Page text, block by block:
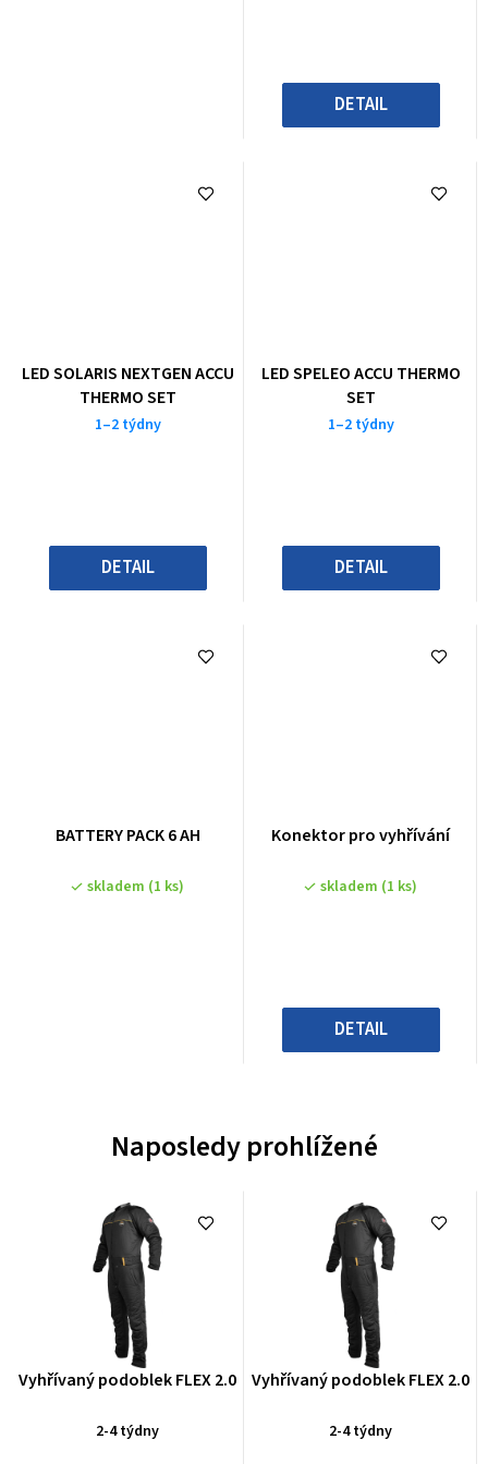
DETAIL
LED SOLARIS NEXTGEN ACCU
THERMO SET
1–2 týdny
DETAIL
LED SPELEO ACCU THERMO
SET
1–2 týdny
DETAIL
BATTERY PACK 6 AH
skladem (1 ks)
Konektor pro vyhřívání
skladem (1 ks)
DETAIL
Naposledy prohlížené
Průměrné
produktu
Vyhřívaný podoblek FLEX 2.0
2-4 týdny
Průměrné
produktu
Vyhřívaný podoblek FLEX 2.0
2-4 týdny